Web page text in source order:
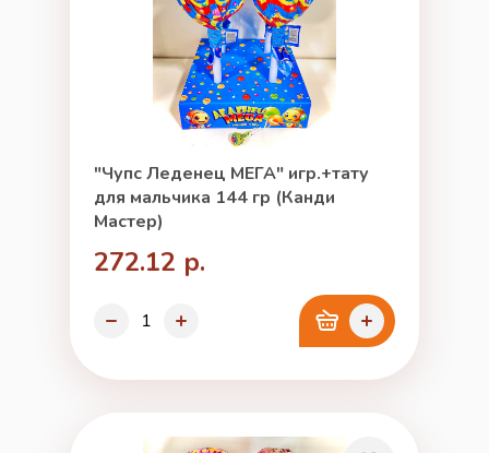
"Чупс Леденец МЕГА" игр.+тату
для мальчика 144 гр (Канди
Мастер)
272.12 р.